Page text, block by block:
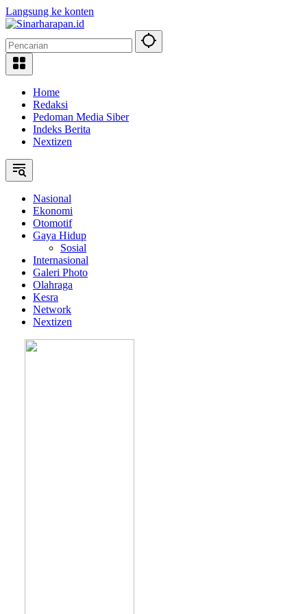
Langsung ke konten
Home
Redaksi
Pedoman Media Siber
Indeks Berita
Nextizen
Nasional
Ekonomi
Otomotif
Gaya Hidup
Sosial
Internasional
Galeri Photo
Olahraga
Kesra
Network
Nextizen